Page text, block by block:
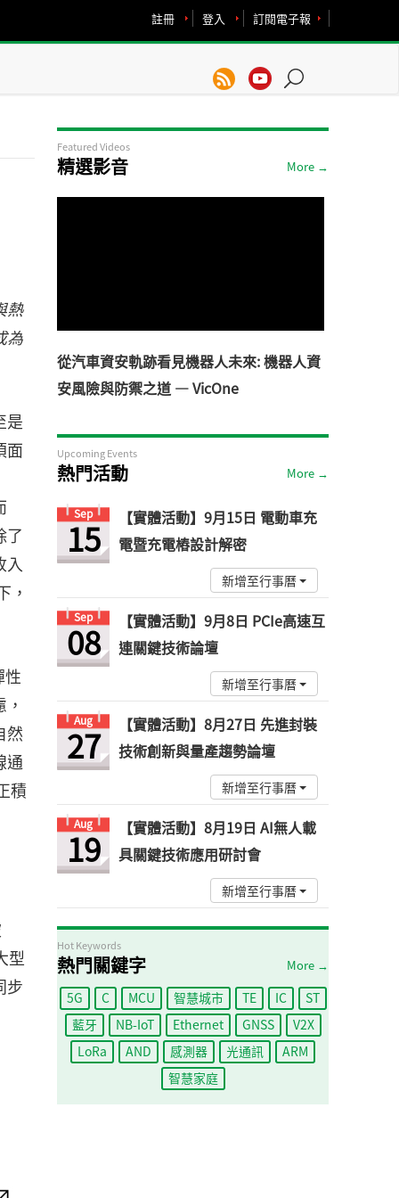
訂閱電子報
登入
註冊
熱
為
是
面
了
入
，
性
然
通
積
型
步
Featured Videos
精選影音 More →
從汽車資安軌跡看見機器人未來: 機器人資
安風險與防禦之道 — VicOne
Upcoming Events
熱門活動 More →
Sep
15
【實體活動】9月15日 電動車充
電暨充電樁設計解密
新增至行事曆
Sep
08
【實體活動】9月8日 PCIe高速互
連關鍵技術論壇
新增至行事曆
Aug
27
【實體活動】8月27日 先進封裝
技術創新與量產趨勢論壇
新增至行事曆
Aug
19
【實體活動】8月19日 AI無人載
具關鍵技術應用研討會
新增至行事曆
Hot Keywords
熱門關鍵字 More →
5G C MCU 智慧城市 TE IC
ST
藍牙
NB-IoT Ethernet GNSS
V2X
LoRa
AND 感測器 光通訊
ARM
智慧家庭